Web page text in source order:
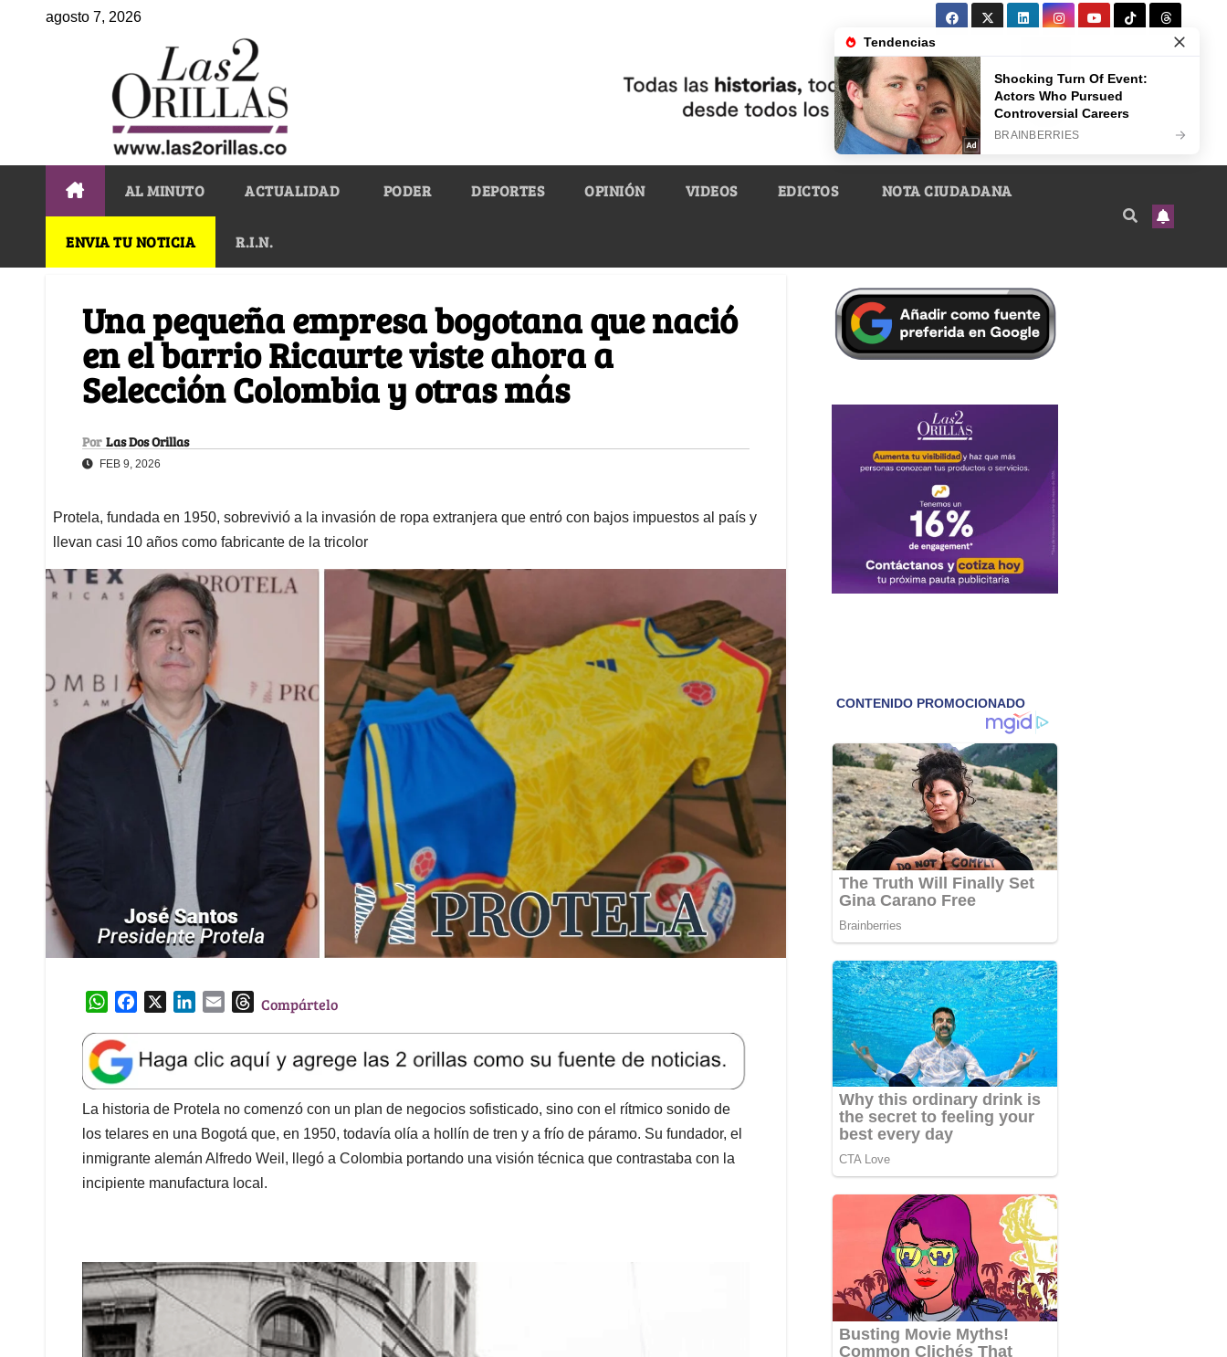
agosto 7, 2026
AL MINUTO ACTUALIDAD PODER DEPORTES OPINIÓN VIDEOS EDICTOS NOTA CIUDADANA
ENVIA TU NOTICIA R.I.N.
Una pequeña empresa bogotana que nació
en el barrio Ricaurte viste ahora a
Selección Colombia y otras más
Por Las Dos Orillas
FEB 9, 2026
Protela, fundada en 1950, sobrevivió a la invasión de ropa extranjera que entró con bajos impuestos al país y
llevan casi 10 años como fabricante de la tricolor
W
a
t
s
A
p
p
e
b
o
o
k
k
e
d
I
n
l
T
e
a
d
s
Compártelo
La historia de Protela no comenzó con un plan de negocios sofisticado, sino con el rítmico sonido de
los telares en una Bogotá que, en 1950, todavía olía a hollín de tren y a frío de páramo. Su fundador, el
inmigrante alemán Alfredo Weil, llegó a Colombia portando una visión técnica que contrastaba con la
incipiente manufactura local.